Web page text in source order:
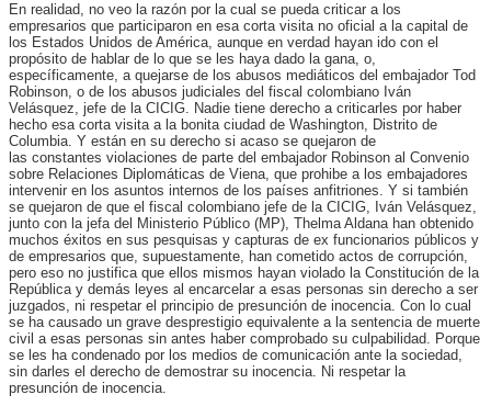
En realidad, no veo la razón por la cual se pueda criticar a los
empresarios que participaron en esa corta visita no oficial a la capital de
los Estados Unidos de América, aunque en verdad hayan ido con el
propósito de hablar de lo que se les haya dado la gana, o,
específicamente, a quejarse de los abusos mediáticos del embajador Tod
Robinson, o de los abusos judiciales del fiscal colombiano Iván
Velásquez, jefe de la CICIG. Nadie tiene derecho a criticarles por haber
hecho esa corta visita a la bonita ciudad de Washington, Distrito de
Columbia. Y están en su derecho si acaso se quejaron de
las constantes violaciones de parte del embajador Robinson al Convenio
sobre Relaciones Diplomáticas de Viena, que prohibe a los embajadores
intervenir en los asuntos internos de los países anfitriones. Y si también
se quejaron de que el fiscal colombiano jefe de la CICIG, Iván Velásquez,
junto con la jefa del Ministerio Público (MP), Thelma Aldana han obtenido
muchos éxitos en sus pesquisas y capturas de ex funcionarios públicos y
de empresarios que, supuestamente, han cometido actos de corrupción,
pero eso no justifica que ellos mismos hayan violado la Constitución de la
República y demás leyes al encarcelar a esas personas sin derecho a ser
juzgados, ni respetar el principio de presunción de inocencia. Con lo cual
se ha causado un grave desprestigio equivalente a la sentencia de muerte
civil a esas personas sin antes haber comprobado su culpabilidad. Porque
se les ha condenado por los medios de comunicación ante la sociedad,
sin darles el derecho de demostrar su inocencia. Ni respetar la
presunción de inocencia.